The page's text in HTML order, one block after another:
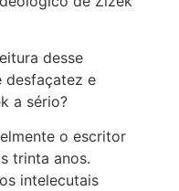
desse
desfaçatez e
a sério?
o escritor
trinta anos.
intelecutais